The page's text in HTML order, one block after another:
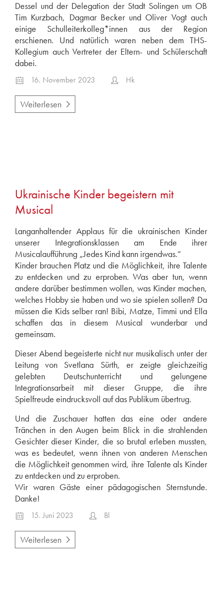
Dessel und der Delegation der Stadt Solingen um OB
Tim Kurzbach, Dagmar Becker und Oliver Vogt auch
einige Schulleiterkolleg*innen aus der Region
erschienen. Und natürlich waren neben dem THS-
Kollegium auch Vertreter der Eltern- und Schülerschaft
dabei.
16. November 2023 Hk
Weiterlesen
Ukrainische Kinder begeistern mit
Musical
Langanhaltender Applaus für die ukrainischen Kinder
unserer Integrationsklassen am Ende ihrer
Musicalaufführung „Jedes Kind kann irgendwas.“
Kinder brauchen Platz und die Möglichkeit, ihre Talente
zu entdecken und zu erproben. Was aber tun, wenn
andere darüber bestimmen wollen, was Kinder machen,
welches Hobby sie haben und wo sie spielen sollen? Da
müssen die Kids selber ran! Bibi, Matze, Timmi und Ella
schaffen das in diesem Musical wunderbar und
gemeinsam.
Dieser Abend begeisterte nicht nur musikalisch unter der
Leitung von Svetlana Sürth, er zeigte gleichzeitig
gelebten Deutschunterricht und gelungene
Integrationsarbeit mit dieser Gruppe, die ihre
Spielfreude eindrucksvoll auf das Publikum übertrug.
Und die Zuschauer hatten das eine oder andere
Tränchen in den Augen beim Blick in die strahlenden
Gesichter dieser Kinder, die so brutal erleben mussten,
was es bedeutet, wenn ihnen von anderen Menschen
die Möglichkeit genommen wird, ihre Talente als Kinder
zu entdecken und zu erproben.
Wir waren Gäste einer pädagogischen Sternstunde.
Danke!
15. Juni 2023 Bl
Weiterlesen